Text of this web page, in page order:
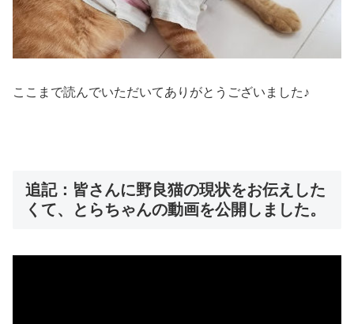
ここまで読んでいただいてありがとうございました♪
追記：皆さんに野良猫の現状をお伝えした
くて、とらちゃんの動画を公開しました。